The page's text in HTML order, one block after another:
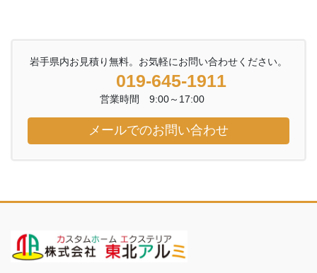
岩手県内お見積り無料。お気軽にお問い合わせください。
019-645-1911
営業時間 9:00～17:00
メールでのお問い合わせ